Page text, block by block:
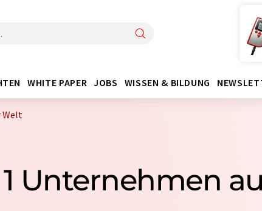
WHITE PAPER JOBS WISSEN & BILDUNG
Welt
Unternehmen